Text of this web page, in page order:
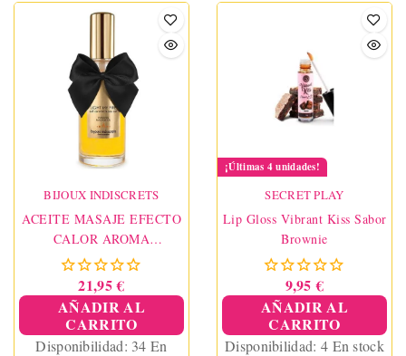
BIJOUX INDISCRETS
ACEITE MASAJE EFECTO
CALOR AROMA
CARAMELO
21,95 €
AÑADIR AL
CARRITO
Disponibilidad: 34 En
¡Últimas 4 unidades!
SECRET PLAY
Lip Gloss Vibrant Kiss Sabor
Brownie
9,95 €
AÑADIR AL
CARRITO
Disponibilidad: 4 En stock